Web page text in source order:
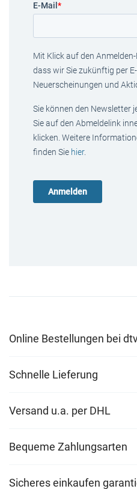
E-Mail *
Mit Klick auf den
dass wir Sie zukünftig per
Neuerscheinungen und
Sie können den Newsletter
Sie auf den Abmeldelink
klicken. Weitere
finden Sie hier.
Online Bestellungen bei
Schnelle Lieferung
Versand u.a. per DHL
Bequeme Zahlungsarten
Sicheres einkaufen